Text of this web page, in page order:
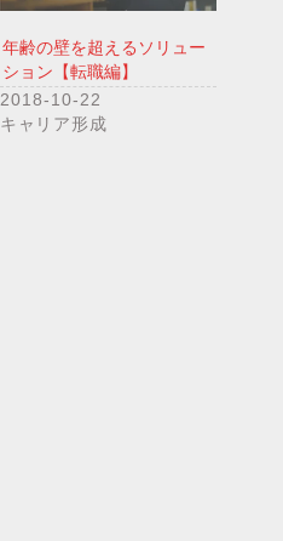
年齢の壁を超えるソリュー
ション【転職編】
2018-10-22
キャリア形成